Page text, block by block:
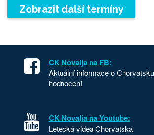
Zobrazit další termíny
CK Novalja na FB:
Aktuální informace o
hodnocení
CK Novalja na Youtube:
Letecká videa Chorvatska